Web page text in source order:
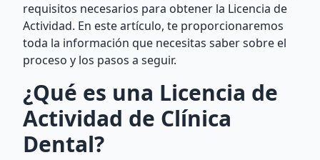
requisitos necesarios para obtener la Licencia de
Actividad. En este artículo, te proporcionaremos
toda la información que necesitas saber sobre el
proceso y los pasos a seguir.
¿Qué es una Licencia de
Actividad de Clínica
Dental?